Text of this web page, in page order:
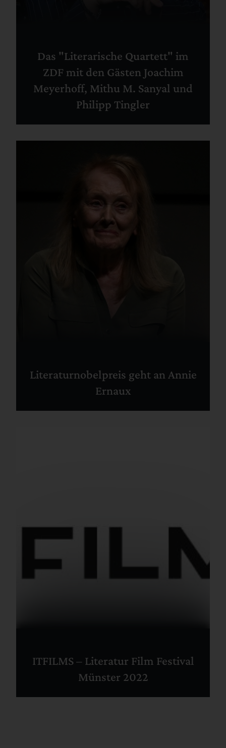
Das "Literarische Quartett" im
ZDF mit den Gästen Joachim
Meyerhoff, Mithu M. Sanyal und
Philipp Tingler
Literaturnobelpreis geht an Annie
Ernaux
ITFILMS – Literatur Film Festival
Münster 2022